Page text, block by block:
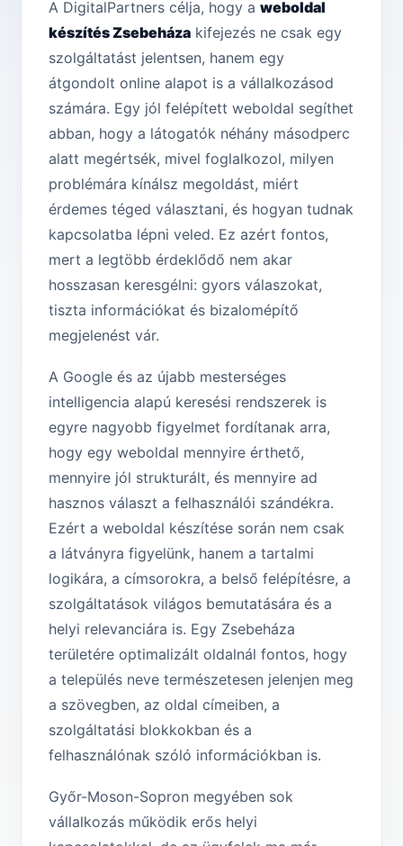
A DigitalPartners célja, hogy a weboldal
készítés Zsebeháza kifejezés ne csak egy
szolgáltatást jelentsen, hanem egy
átgondolt online alapot is a vállalkozásod
számára. Egy jól felépített weboldal segíthet
abban, hogy a látogatók néhány másodperc
alatt megértsék, mivel foglalkozol, milyen
problémára kínálsz megoldást, miért
érdemes téged választani, és hogyan tudnak
kapcsolatba lépni veled. Ez azért fontos,
mert a legtöbb érdeklődő nem akar
hosszasan keresgélni: gyors válaszokat,
tiszta információkat és bizalomépítő
megjelenést vár.
A Google és az újabb mesterséges
intelligencia alapú keresési rendszerek is
egyre nagyobb figyelmet fordítanak arra,
hogy egy weboldal mennyire érthető,
mennyire jól strukturált, és mennyire ad
hasznos választ a felhasználói szándékra.
Ezért a weboldal készítése során nem csak
a látványra figyelünk, hanem a tartalmi
logikára, a címsorokra, a belső felépítésre, a
szolgáltatások világos bemutatására és a
helyi relevanciára is. Egy Zsebeháza
területére optimalizált oldalnál fontos, hogy
a település neve természetesen jelenjen meg
a szövegben, az oldal címeiben, a
szolgáltatási blokkokban és a
felhasználónak szóló információkban is.
Győr-Moson-Sopron megyében sok
vállalkozás működik erős helyi